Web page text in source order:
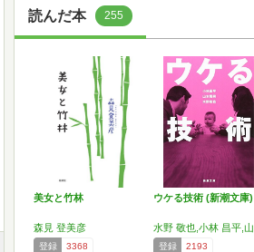
読んだ本 255
美女と竹林
森見 登美彦
登録 3368
ウケる技術 (新潮文庫)
登録 2193